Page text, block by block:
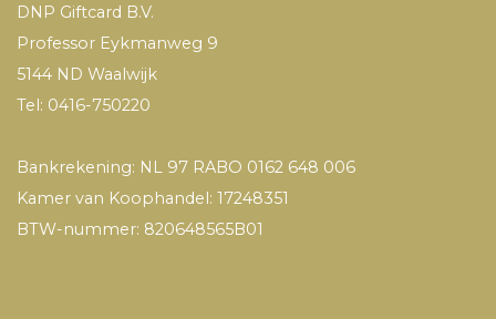
DNP Giftcard B.V.
Professor Eykmanweg 9
5144 ND Waalwijk
Tel: 0416-750220
Bankrekening: NL 97 RABO 0162 648 006
Kamer van Koophandel: 17248351
BTW-nummer: 820648565B01